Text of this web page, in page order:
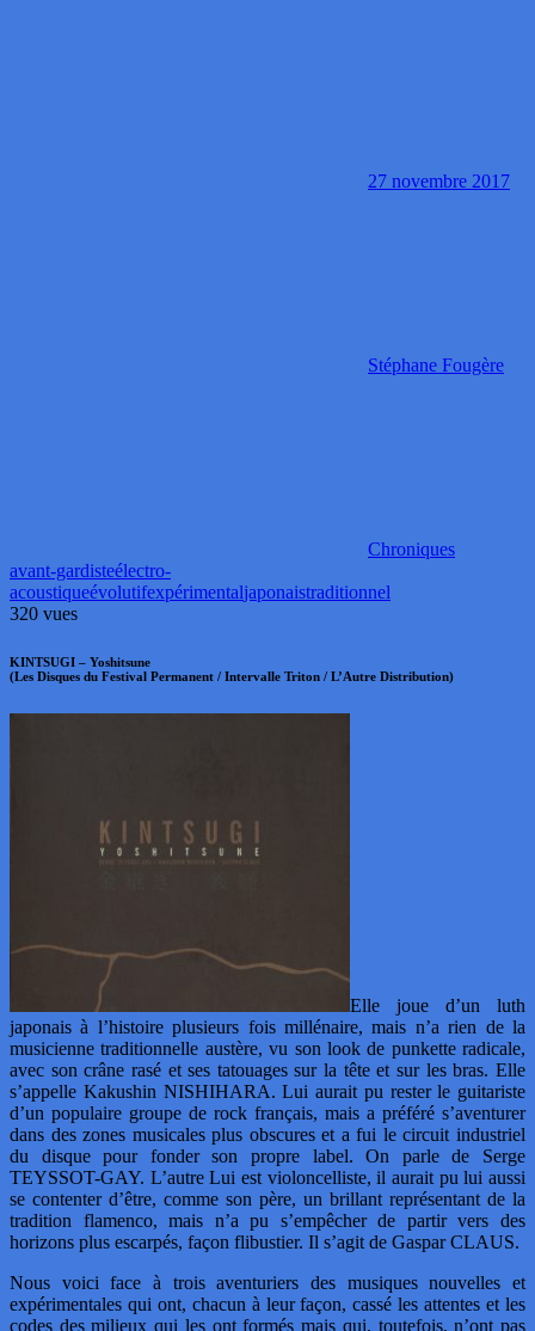
27 novembre 2017
Stéphane Fougère
Chroniques
avant-gardisteélectro-
acoustiqueévolutifexpérimentaljaponaistraditionnel
320 vues
KINTSUGI – Yoshitsune
(Les Disques du Festival Permanent / Intervalle Triton / L’Autre Distribution)
Elle joue d’un luth
japonais à l’histoire plusieurs fois millénaire, mais n’a rien de la
musicienne traditionnelle austère, vu son look de punkette radicale,
avec son crâne rasé et ses tatouages sur la tête et sur les bras. Elle
s’appelle Kakushin NISHIHARA. Lui aurait pu rester le guitariste
d’un populaire groupe de rock français, mais a préféré s’aventurer
dans des zones musicales plus obscures et a fui le circuit industriel
du disque pour fonder son propre label. On parle de Serge
TEYSSOT-GAY. L’autre Lui est violoncelliste, il aurait pu lui aussi
se contenter d’être, comme son père, un brillant représentant de la
tradition flamenco, mais n’a pu s’empêcher de partir vers des
horizons plus escarpés, façon flibustier. Il s’agit de Gaspar CLAUS.
Nous voici face à trois aventuriers des musiques nouvelles et
expérimentales qui ont, chacun à leur façon, cassé les attentes et les
codes des milieux qui les ont formés mais qui, toutefois, n’ont pas